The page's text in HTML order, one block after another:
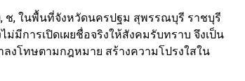
ช, ในพื้นที่จังหวัดนครปฐม สุพรรณบุรี ราชบุรี
มีการเปิดเผยชื่อจริงให้สังคมรับทราบ จึงเป็น
งโทษตามกฎหมาย สร้างความโปรงใสใน